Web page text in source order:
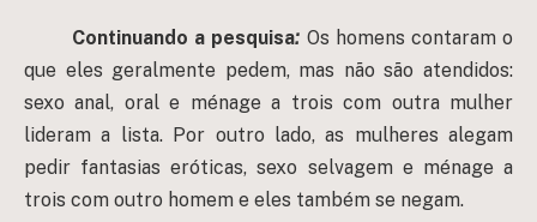
Continuando a pesquisa: Os homens contaram o
que eles geralmente pedem, mas não são atendidos:
sexo anal, oral e ménage a trois com outra mulher
lideram a lista. Por outro lado, as mulheres alegam
pedir fantasias eróticas, sexo selvagem e ménage a
trois com outro homem e eles também se negam.